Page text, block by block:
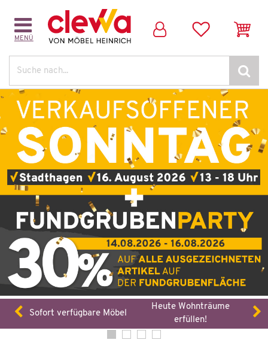
MENÜ
Sofort verfügbare Möbel
Heute Wohnträume
erfüllen!